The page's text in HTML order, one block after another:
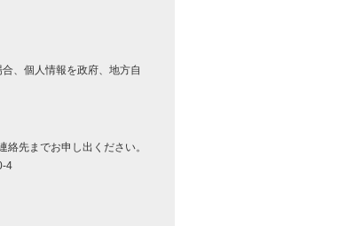
、個人情報を政府、地方自
先までお申し出ください。
4